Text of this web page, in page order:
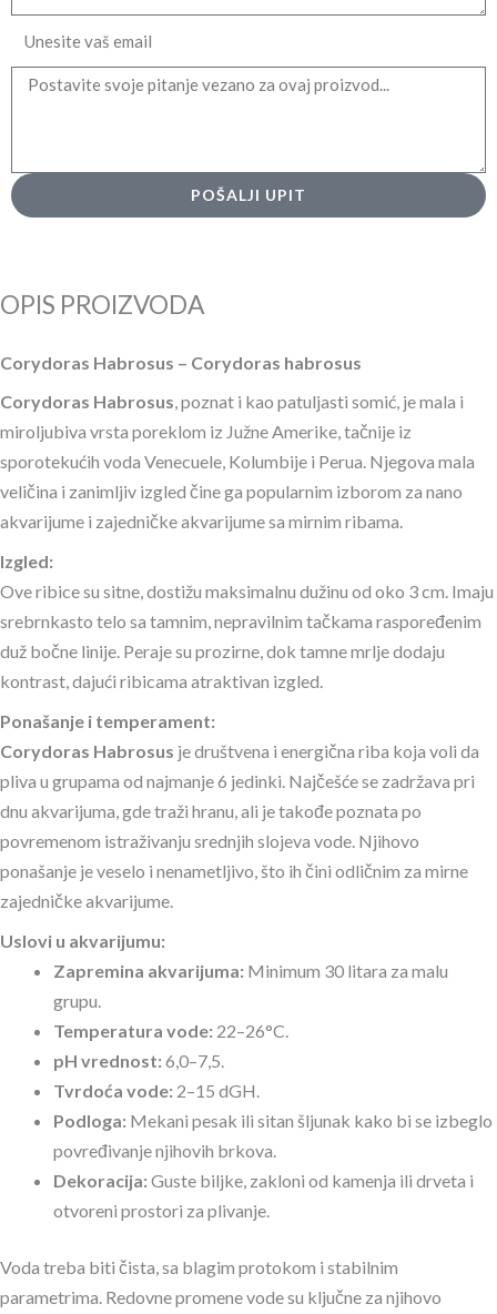
Message
POŠALJI UPIT
OPIS PROIZVODA
Corydoras Habrosus – Corydoras habrosus
Corydoras Habrosus , poznat i kao patuljasti somić, je mala i
miroljubiva vrsta poreklom iz Južne Amerike, tačnije iz
sporotekućih voda Venecuele, Kolumbije i Perua. Njegova mala
veličina i zanimljiv izgled čine ga popularnim izborom za nano
akvarijume i zajedničke akvarijume sa mirnim ribama.
Izgled:
Ove ribice su sitne, dostižu maksimalnu dužinu od oko 3 cm. Imaju
srebrnkasto telo sa tamnim, nepravilnim tačkama raspoređenim
duž bočne linije. Peraje su prozirne, dok tamne mrlje dodaju
kontrast, dajući ribicama atraktivan izgled.
Ponašanje i temperament:
Corydoras Habrosus je društvena i energična riba koja voli da
pliva u grupama od najmanje 6 jedinki. Najčešće se zadržava pri
dnu akvarijuma, gde traži hranu, ali je takođe poznata po
povremenom istraživanju srednjih slojeva vode. Njihovo
ponašanje je veselo i nenametljivo, što ih čini odličnim za mirne
zajedničke akvarijume.
Uslovi u akvarijumu:
Zapremina akvarijuma: Minimum 30 litara za malu
grupu.
Temperatura vode: 22–26°C.
pH vrednost: 6,0–7,5.
Tvrdoća vode: 2–15 dGH.
Podloga: Mekani pesak ili sitan šljunak kako bi se izbeglo
povređivanje njihovih brkova.
Dekoracija: Guste biljke, zakloni od kamenja ili drveta i
otvoreni prostori za plivanje.
Voda treba biti čista, sa blagim protokom i stabilnim
parametrima. Redovne promene vode su ključne za njihovo